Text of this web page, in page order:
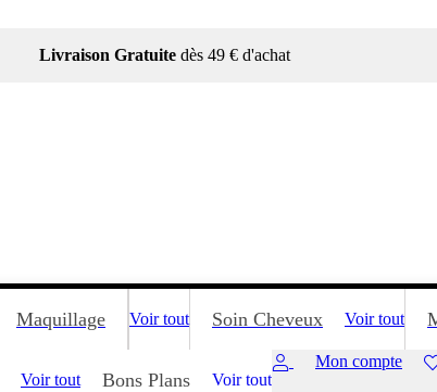
Livraison Gratuitedès 49 € d'achat
Maquillage Voir tout Soin Cheveux Voir tout
Voir tout Bons Plans Voir tout
Mon compte